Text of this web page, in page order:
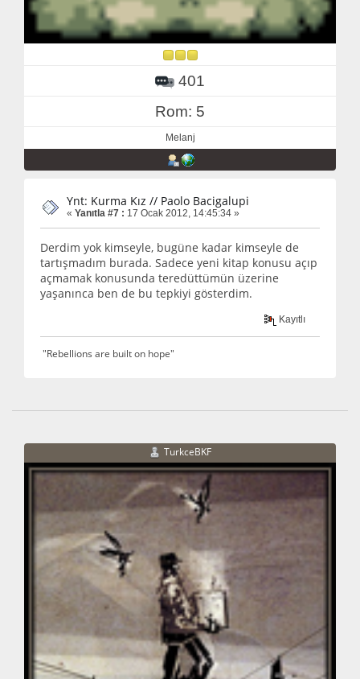
401
Rom: 5
Melanj
Ynt: Kurma Kız // Paolo Bacigalupi
« Yanıtla #7 : 17 Ocak 2012, 14:45:34 »
Derdim yok kimseyle, bugüne kadar kimseyle de
tartışmadım burada. Sadece yeni kitap konusu açıp
açmamak konusunda teredüttümün üzerine
yaşanınca ben de bu tepkiyi gösterdim.
Kayıtlı
"Rebellions are built on hope"
TurkceBKF